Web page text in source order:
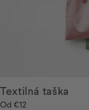
Textilná taška
Od €12